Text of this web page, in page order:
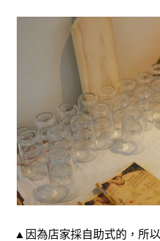
▲因為店家採自助式的，所